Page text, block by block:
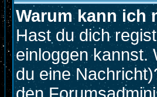
Warum kann ich
Hast du dich
einloggen kannst.
du eine